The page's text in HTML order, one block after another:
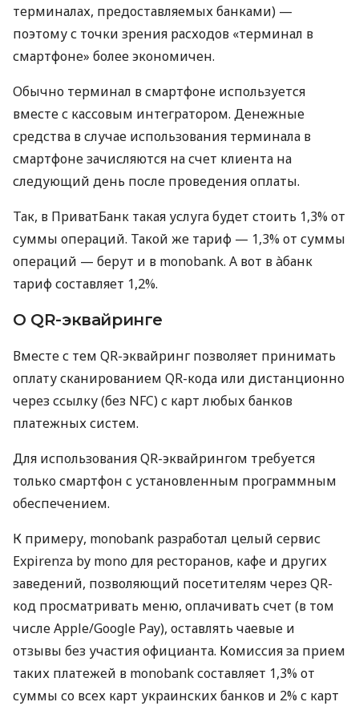
терминалах, предоставляемых банками) —
поэтому с точки зрения расходов «терминал в
смартфоне» более экономичен.
Обычно терминал в смартфоне используется
вместе с кассовым интегратором. Денежные
средства в случае использования терминала в
смартфоне зачисляются на счет клиента на
следующий день после проведения оплаты.
Так, в ПриватБанк такая услуга будет стоить 1,3% от
суммы операций. Такой же тариф — 1,3% от суммы
операций — берут и в monobank. А вот в àбанк
тариф составляет 1,2%.
О QR-эквайринге
Вместе с тем QR-эквайринг позволяет принимать
оплату сканированием QR-кода или дистанционно
через ссылку (без NFC) с карт любых банков
платежных систем.
Для использования QR-эквайрингом требуется
только смартфон с установленным программным
обеспечением.
К примеру, monobank разработал целый сервис
Expirenza by mono для ресторанов, кафе и других
заведений, позволяющий посетителям через QR-
код просматривать меню, оплачивать счет (в том
числе Apple/Google Pay), оставлять чаевые и
отзывы без участия официанта. Комиссия за прием
таких платежей в monobank составляет 1,3% от
суммы со всех карт украинских банков и 2% с карт